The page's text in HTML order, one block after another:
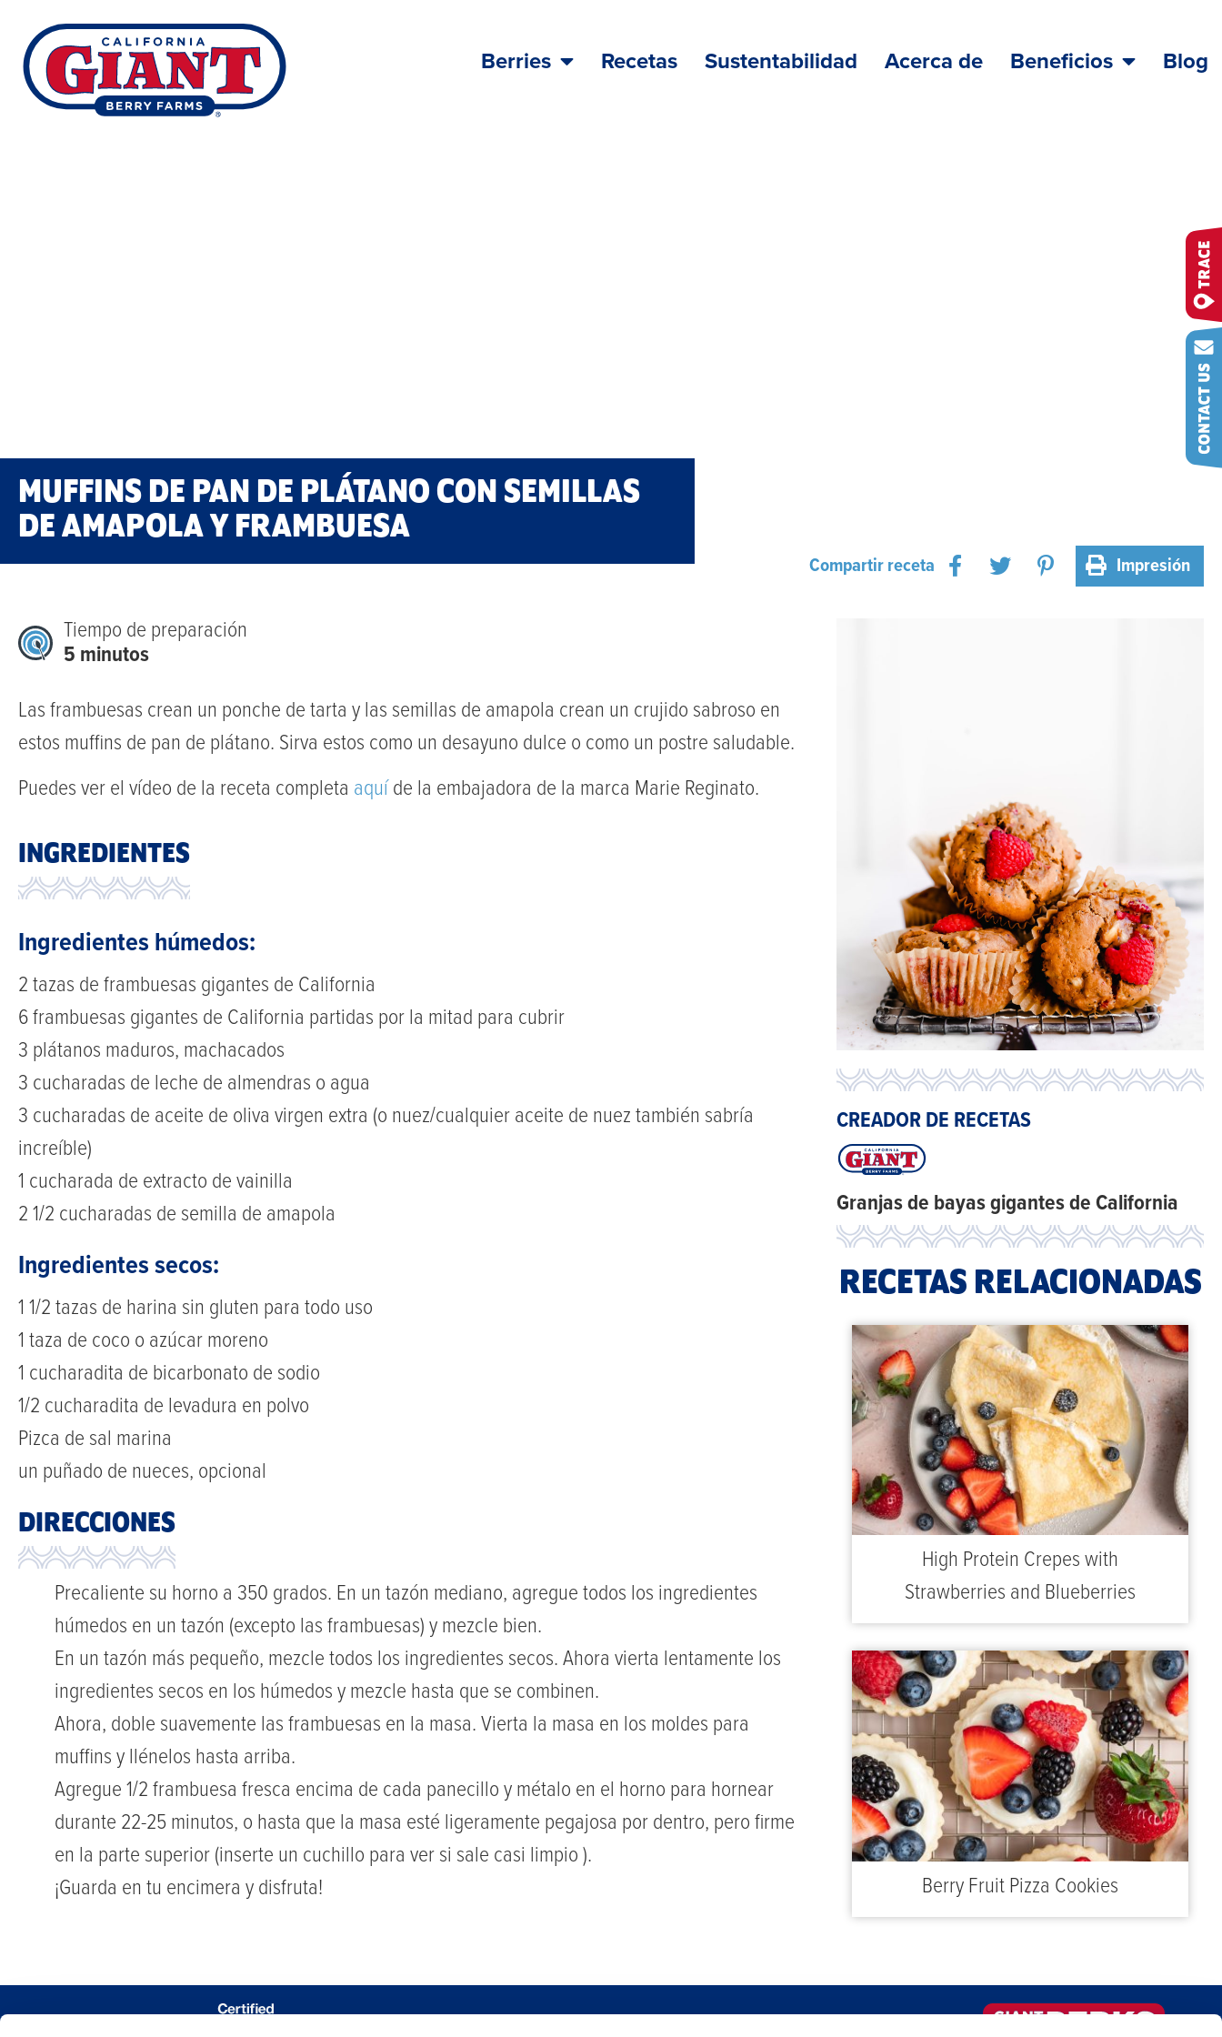
Berries Recetas Sustentabilidad Acerca de Beneficios Blog
MUFFINS DE PAN DE PLÁTANO CON SEMILLAS
DE AMAPOLA Y FRAMBUESA
Compartir receta Impresión
Tiempo de preparación
5 minutos
Las frambuesas crean un ponche de tarta y las semillas de amapola crean un crujido sabroso en
estos muffins de pan de plátano. Sirva estos como un desayuno dulce o como un postre saludable.
Puedes ver el vídeo de la receta completa aquíde la embajadora de la marca Marie Reginato.
INGREDIENTES
Ingredientes húmedos:
2 tazas de frambuesas gigantes de California
6 frambuesas gigantes de California partidas por la mitad para cubrir
3 plátanos maduros, machacados
3 cucharadas de leche de almendras o agua
3 cucharadas de aceite de oliva virgen extra (o nuez/cualquier aceite de nuez también sabría
increíble)
1 cucharada de extracto de vainilla
2 1/2 cucharadas de semilla de amapola
Ingredientes secos:
1 1/2 tazas de harina sin gluten para todo uso
1 taza de coco o azúcar moreno
1 cucharadita de bicarbonato de sodio
1/2 cucharadita de levadura en polvo
Pizca de sal marina
un puñado de nueces, opcional
DIRECCIONES
Precaliente su horno a 350 grados. En un tazón mediano, agregue todos los ingredientes
húmedos en un tazón (excepto las frambuesas) y mezcle bien.
En un tazón más pequeño, mezcle todos los ingredientes secos. Ahora vierta lentamente los
ingredientes secos en los húmedos y mezcle hasta que se combinen.
Ahora, doble suavemente las frambuesas en la masa. Vierta la masa en los moldes para
muffins y llénelos hasta arriba.
Agregue 1/2 frambuesa fresca encima de cada panecillo y métalo en el horno para hornear
durante 22-25 minutos, o hasta que la masa esté ligeramente pegajosa por dentro, pero firme
en la parte superior (inserte un cuchillo para ver si sale casi limpio ).
¡Guarda en tu encimera y disfruta!
CREADOR DE RECETAS
Granjas de bayas gigantes de California
RECETAS RELACIONADAS
High Protein Crepes with
Strawberries and Blueberries
Berry Fruit Pizza Cookies